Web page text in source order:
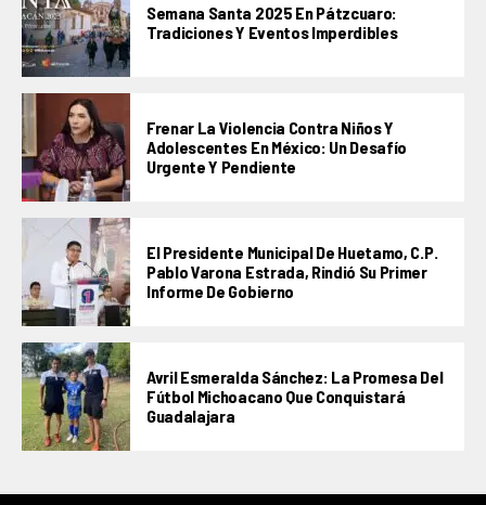
Semana Santa 2025 En Pátzcuaro:
Tradiciones Y Eventos Imperdibles
Frenar La Violencia Contra Niños Y
Adolescentes En México: Un Desafío
Urgente Y Pendiente
El Presidente Municipal De Huetamo, C.P.
Pablo Varona Estrada, Rindió Su Primer
Informe De Gobierno
Avril Esmeralda Sánchez: La Promesa Del
Fútbol Michoacano Que Conquistará
Guadalajara